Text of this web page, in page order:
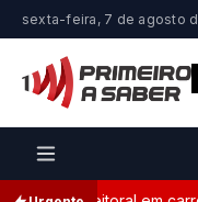
sexta-feira, 7 de agosto